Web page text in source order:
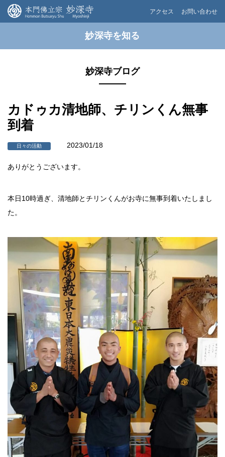
アクセス お問い合わせ
妙深寺を知る
妙深寺ブログ
カドゥカ清地師、チリンくん無事
到着
日々の活動 2023/01/18
ありがとうございます。
本日10時過ぎ、清地師とチリンくんがお寺に無事到着いたしまし
た。